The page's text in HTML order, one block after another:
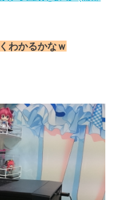
わかるかなｗ